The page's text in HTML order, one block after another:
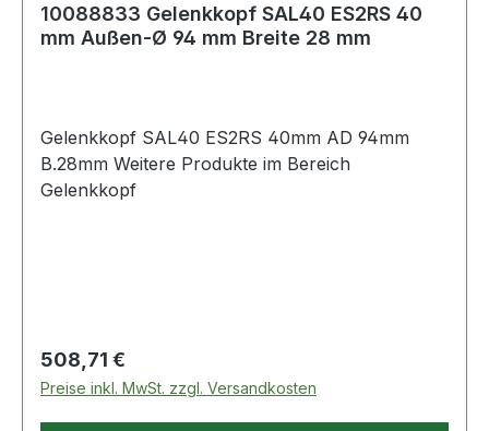
10088833 Gelenkkopf SAL40 ES2RS 40
mm Außen-Ø 94 mm Breite 28 mm
Gelenkkopf SAL40 ES2RS 40mm AD 94mm
B.28mm Weitere Produkte im Bereich
Gelenkkopf
Regulärer Preis:
508,71 €
Preise inkl. MwSt. zzgl. Versandkosten